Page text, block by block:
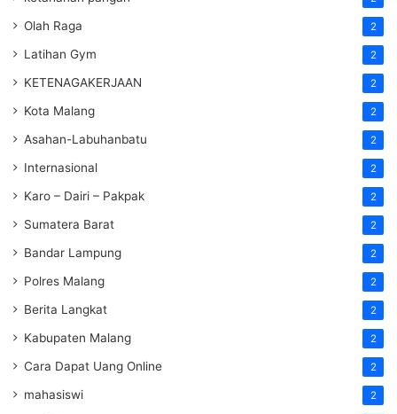
Olah Raga 2
Latihan Gym 2
KETENAGAKERJAAN 2
Kota Malang 2
Asahan-Labuhanbatu 2
Internasional 2
Karo – Dairi – Pakpak 2
Sumatera Barat 2
Bandar Lampung 2
Polres Malang 2
Berita Langkat 2
Kabupaten Malang 2
Cara Dapat Uang Online 2
mahasiswi 2